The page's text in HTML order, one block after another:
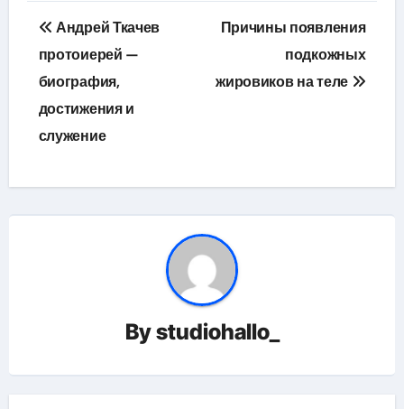
Навигация
по
записям
Андрей Ткачев
протоиерей —
биография,
достижения и
служение
Причины появления
подкожных
жировиков на теле
Bystudiohallo_